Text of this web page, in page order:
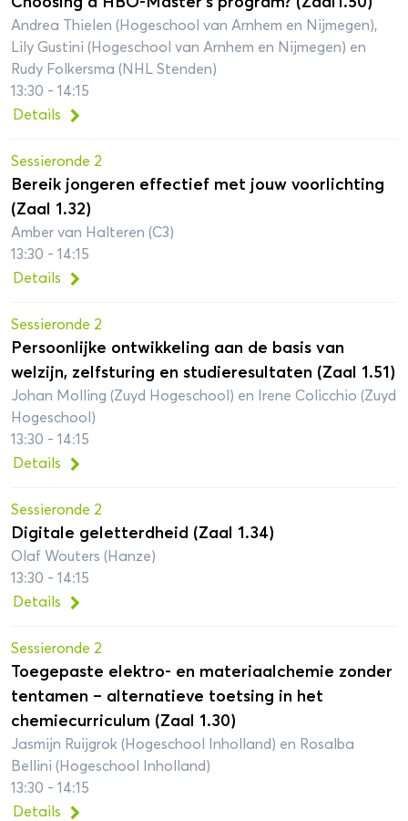
Andrea Thielen (Hogeschool van Arnhem en Nijmegen),
Lily Gustini (Hogeschool van Arnhem en Nijmegen) en
Rudy Folkersma (NHL Stenden)
13:30 - 14:15
Details
Sessieronde 2
Bereik jongeren effectief met jouw voorlichting
(Zaal 1.32)
Amber van Halteren (C3)
13:30 - 14:15
Details
Sessieronde 2
Persoonlijke ontwikkeling aan de basis van
welzijn, zelfsturing en studieresultaten (Zaal 1.51)
Johan Molling (Zuyd Hogeschool) en Irene Colicchio (Zuyd
Hogeschool)
13:30 - 14:15
Details
Sessieronde 2
Digitale geletterdheid (Zaal 1.34)
Olaf Wouters (Hanze)
13:30 - 14:15
Details
Sessieronde 2
Toegepaste elektro- en materiaalchemie zonder
tentamen – alternatieve toetsing in het
chemiecurriculum (Zaal 1.30)
Jasmijn Ruijgrok (Hogeschool Inholland) en Rosalba
Bellini (Hogeschool Inholland)
13:30 - 14:15
Details